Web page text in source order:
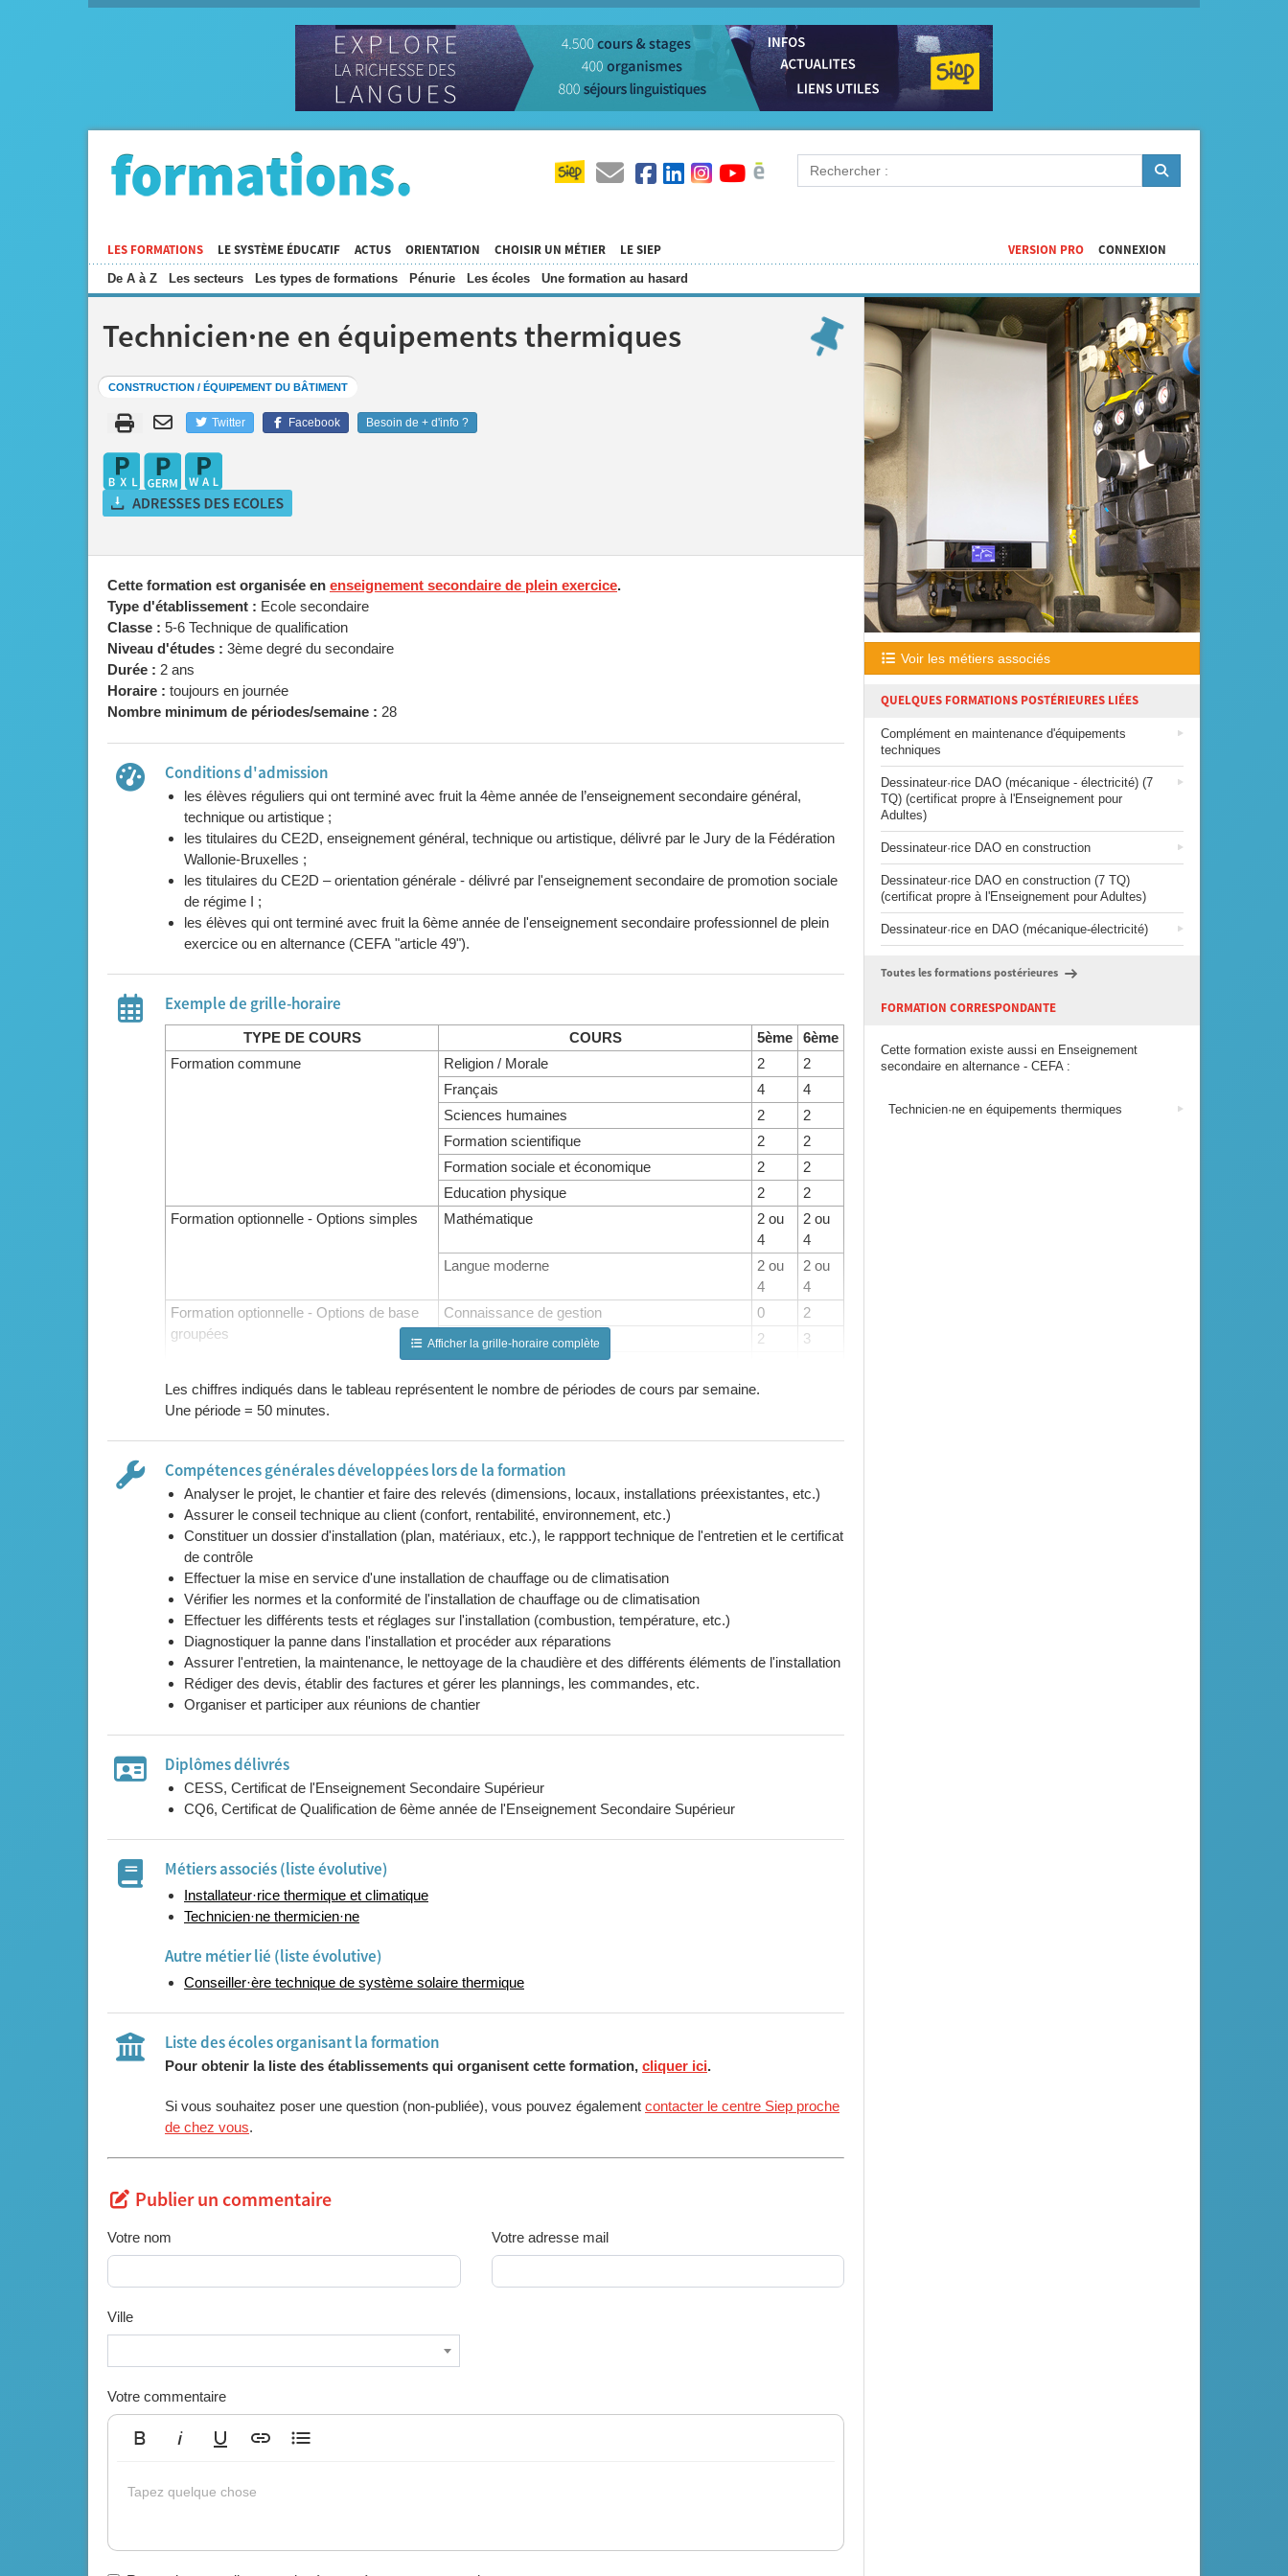
LES FORMATIONS
De A à Z Les secteurs Les types de formations Pénurie Les écoles Une formation au hasard
LE SYSTÈME ÉDUCATIF ACTUS ORIENTATION CHOISIR UN MÉTIER LE SIEP CONNEXION
VERSION PRO
Technicien·ne en équipements thermiques
CONSTRUCTION / ÉQUIPEMENT DU BÂTIMENT
Twitter Facebook Besoin de + d'info ?
Cette formation est organisée en enseignement secondaire de plein exercice.
Type d'établissement : Ecole secondaire
Classe : 5-6 Technique de qualification
Niveau d'études : 3ème degré du secondaire
Durée : 2 ans
Horaire : toujours en journée
Nombre minimum de périodes/semaine : 28
Conditions d'admission
les élèves réguliers qui ont terminé avec fruit la 4ème année de l’enseignement secondaire général,
technique ou artistique ;
les titulaires du CE2D, enseignement général, technique ou artistique, délivré par le Jury de la Fédération
Wallonie-Bruxelles ;
les titulaires du CE2D – orientation générale - délivré par l'enseignement secondaire de promotion sociale
de régime I ;
les élèves qui ont terminé avec fruit la 6ème année de l'enseignement secondaire professionnel de plein
exercice ou en alternance (CEFA "article 49").
Exemple de grille-horaire
TYPE DE COURS COURS 5ème
6ème
Formation commune
Religion / Morale 2
2
Français
4
4
Sciences humaines
2
2
Formation scientifique
2
2
Formation sociale et économique
2
2
Education physique
2
2
Formation optionnelle - Options simples
Mathématique
2 ou
4
2 ou
4
Langue moderne
2 ou
4
2 ou
4
Formation optionnelle - Options de base
groupées
Connaissance de gestion 0
2
Laboratoire de mécanique
2
3
Laboratoire d'électricité
Dessin technique
2
Travaux pratiques - Chaufffage, climatisation et
régulation
6 7
Activités au choix (selon l'établissement)
Max
Max
Renforcement
Max
Max
Remédiation
Afficher la grille-horaire complète
Les chiffres indiqués dans le tableau représentent le nombre de périodes de cours par semaine.
Une période = 50 minutes.
Compétences générales développées lors de la formation
Analyser le projet, le chantier et faire des relevés (dimensions, locaux, installations préexistantes, etc.)
Assurer le conseil technique au client (confort, rentabilité, environnement, etc.)
Constituer un dossier d'installation (plan, matériaux, etc.), le rappport technique de l'entretien et le certificat
de contrôle
Effectuer la mise en service d'une installation de chauffage ou de climatisation
Vérifier les normes et la conformité de l'installation de chauffage ou de climatisation
Effectuer les différents tests et réglages sur l'installation (combustion, température, etc.)
Diagnostiquer la panne dans l'installation et procéder aux réparations
Assurer l'entretien, la maintenance, le nettoyage de la chaudière et des différents éléments de l'installation
Rédiger des devis, établir des factures et gérer les plannings, les commandes, etc.
Organiser et participer aux réunions de chantier
Diplômes délivrés
CESS, Certificat de l'Enseignement Secondaire Supérieur
CQ6, Certificat de Qualification de 6ème année de l'Enseignement Secondaire Supérieur
Métiers associés (liste évolutive)
Installateur·rice thermique et climatique
Technicien·ne thermicien·ne
Autre métier lié (liste évolutive)
Conseiller·ère technique de système solaire thermique
Liste des écoles organisant la formation
Pour obtenir la liste des établissements qui organisent cette formation, cliquer ici.
Si vous souhaitez poser une question (non-publiée), vous pouvez également contacter le centre Siep proche
de chez vous.
Publier un commentaire
Votre nom Votre adresse mail
Ville
Votre commentaire
Tapez quelque chose
Voir les métiers associés
QUELQUES FORMATIONS POSTÉRIEURES LIÉES
Complément en maintenance d'équipements
techniques
Dessinateur·rice DAO (mécanique - électricité) (7
TQ) (certificat propre à l'Enseignement pour
Adultes)
Dessinateur·rice DAO en construction
Dessinateur·rice DAO en construction (7 TQ)
(certificat propre à l'Enseignement pour Adultes)
Dessinateur·rice en DAO (mécanique-électricité)
Toutes les formations postérieures
FORMATION CORRESPONDANTE
Cette formation existe aussi en Enseignement
secondaire en alternance - CEFA :
Technicien·ne en équipements thermiques